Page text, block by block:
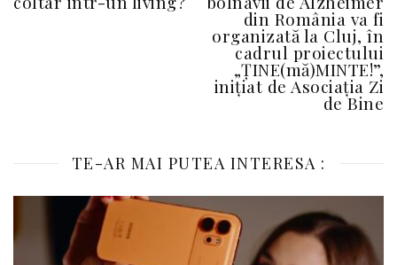
din România va fi
organizată la Cluj, în
cadrul proiectului
„ȚINE(mă)MINTE!”,
inițiat de Asociația Zi
de Bine
TE-AR MAI PUTEA INTERESA :